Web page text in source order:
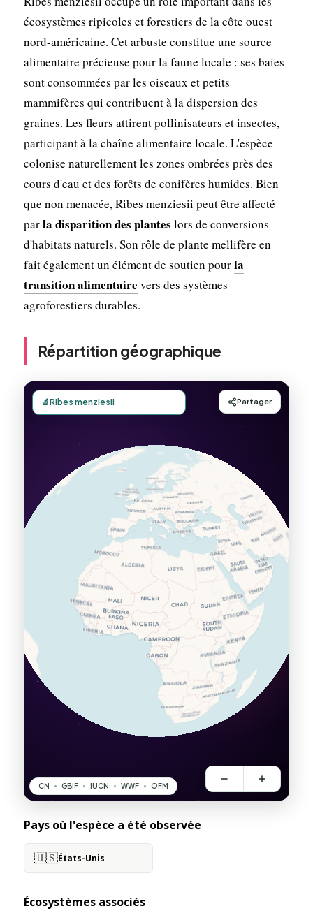
écosystèmes ripicoles et forestiers de la côte ouest
nord-américaine. Cet arbuste constitue une source
alimentaire précieuse pour la faune locale : ses baies
sont consommées par les oiseaux et petits
mammifères qui contribuent à la dispersion des
graines. Les fleurs attirent pollinisateurs et insectes,
participant à la chaîne alimentaire locale. L'espèce
colonise naturellement les zones ombrées près des
cours d'eau et des forêts de conifères humides. Bien
que non menacée, Ribes menziesii peut être affecté
parla disparition des plantes lors de conversions
d'habitats naturels. Son rôle de plante mellifère en
fait également un élément de soutien pourla
transition alimentaire vers des systèmes
agroforestiers durables.
Répartition géographique
Pays où l'espèce a été observée
🇺🇸États-Unis
Écosystèmes associés